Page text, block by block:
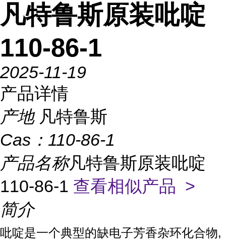
凡特鲁斯原装吡啶
110-86-1
2025-11-19
产品详情
产地 凡特鲁斯
Cas： 110-86-1
产品名称凡特鲁斯原装吡啶
110-86-1 查看相似产品 >
简介
吡啶是一个典型的缺电子芳香杂环化合物,